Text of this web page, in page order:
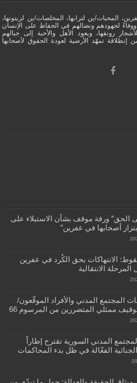
المحبات/ين لترابها، المخلصات/ين لزيتونها،
ووفاءً لجهودهم ونضالهم في الحفاظ على الإنسان
رونقها، ويعود الأهل والأحبة إلى جبالهم
إنطلاقة تمهّد الأرضية لعودة الحقوق لأصحابها
الحق” ورقة موقف بشأن الاستيلاء على
أصحابها في عفرين”
الانتهاكات بحق الكُرد في عفرين
الانتقالية
المجتمع المدني والأفراد الموقّعون/
ممثلي المتضررين من المرسوم 66
المدني السورية تقترح إطاراً
الفعّالة في ظل بدء المحاكمات